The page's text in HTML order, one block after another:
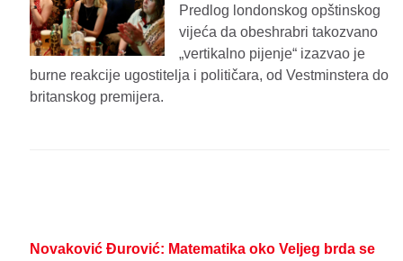
Predlog londonskog opštinskog
vijeća da obeshrabri takozvano
„vertikalno pijenje“ izazvao je
burne reakcije ugostitelja i političara, od Vestminstera do
britanskog premijera.
Novaković Đurović: Matematika oko Veljeg brda se